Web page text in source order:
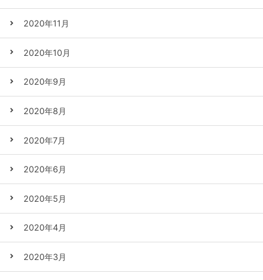
2020年11月
2020年10月
2020年9月
2020年8月
2020年7月
2020年6月
2020年5月
2020年4月
2020年3月